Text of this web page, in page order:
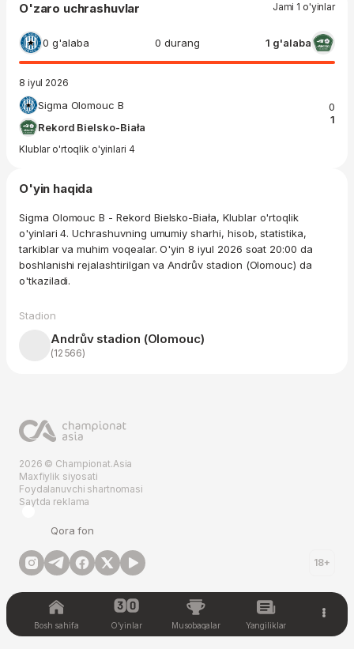
O'zaro uchrashuvlar Jami 1 o'yinlar
0 g'alaba 0 durang 1 g'alaba
8 iyul 2026
Sigma Olomouc B
Rekord Bielsko-Biała
0
1
Klublar o'rtoqlik o'yinlari 4
O'yin haqida
Sigma Olomouc B - Rekord Bielsko-Biała, Klublar o'rtoqlik
o'yinlari 4. Uchrashuvning umumiy sharhi, hisob, statistika,
tarkiblar va muhim voqealar. O'yin 8 iyul 2026 soat 20:00 da
boshlanishi rejalashtirilgan va Andrův stadion (Olomouc) da
o'tkaziladi.
Stadion
Andrův stadion (Olomouc)
(12 566)
2026 © Championat.Asia
Maxfiylik siyosati
Foydalanuvchi shartnomasi
Saytda reklama
Qora fon
18+
Bosh sahifa O'yinlar Musobaqalar Yangiliklar